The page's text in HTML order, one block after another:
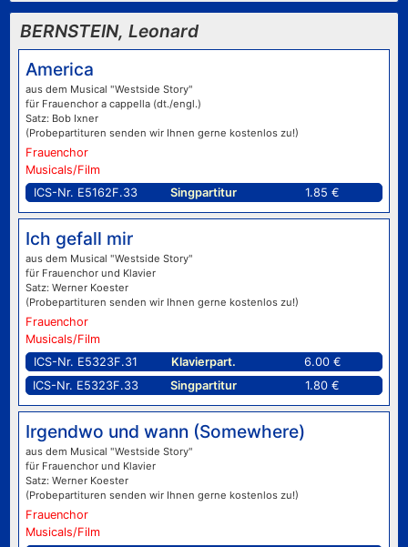
BERNSTEIN, Leonard
America
aus dem Musical "Westside Story"
für Frauenchor a cappella (dt./engl.)
Satz: Bob Ixner
(Probepartituren senden wir Ihnen gerne kostenlos zu!)
Frauenchor
Musicals/Film
ICS-Nr. E5162F.33
Singpartitur 1.85 €
Ich gefall mir
aus dem Musical "Westside Story"
für Frauenchor und Klavier
Satz: Werner Koester
(Probepartituren senden wir Ihnen gerne kostenlos zu!)
Frauenchor
Musicals/Film
ICS-Nr. E5323F.31
Klavierpart.
6.00 €
ICS-Nr. E5323F.33
Singpartitur 1.80 €
Irgendwo und wann (Somewhere)
aus dem Musical "Westside Story"
für Frauenchor und Klavier
Satz: Werner Koester
(Probepartituren senden wir Ihnen gerne kostenlos zu!)
Frauenchor
Musicals/Film